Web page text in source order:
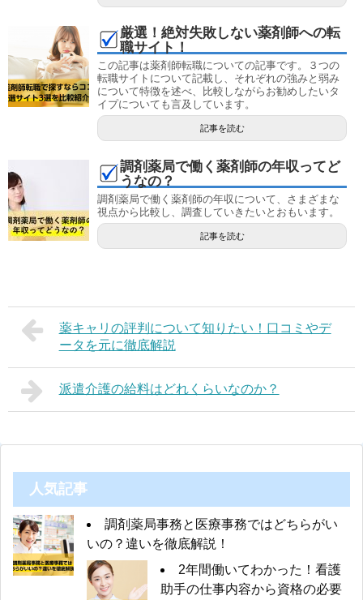
厳選！絶対失敗しない薬剤師への転
職サイト！
この記事は薬剤師転職についての記事です。３つの
転職サイトについて記載し、それぞれの強みと弱み
について特徴を述べ、比較しながらお勧めしたいタ
イプについても言及しています。
記事を読む
調剤薬局で働く薬剤師の年収ってど
うなの？
調剤薬局で働く薬剤師の年収について、さまざまな
視点から比較し、調査していきたいとおもいます。
記事を読む
薬キャリの評判について知りたい！口コミやデ
ータを元に徹底解説
派遣介護の給料はどれくらいなのか？
人気記事
調剤薬局事務と医療事務ではどちらがい
いの？違いを徹底解説！
2年間働いてわかった！看護
助手の仕事内容から資格の必要